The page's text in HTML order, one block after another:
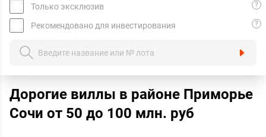
Только эксклюзив ?
Рекомендовано для инвестирования ?
Дорогие виллы в районе Приморье
Сочи oт 50 до 100 млн. руб